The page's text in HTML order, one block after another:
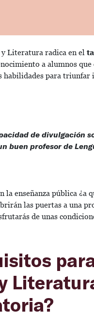
y Literatura radica en el
a alumnos que
habilidades para
de divulgación
buen profesor de
enseñanza pública ¿a
las puertas a una
de unas